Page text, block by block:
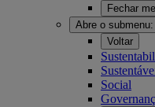
Fechar
Abre o submenu:
Voltar
Social